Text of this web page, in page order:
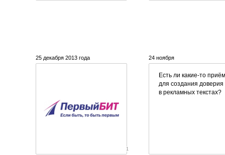
25 декабря 2013 года
1
24 ноября
Есть ли какие-то
для создания доверия
в рекламных текстах?